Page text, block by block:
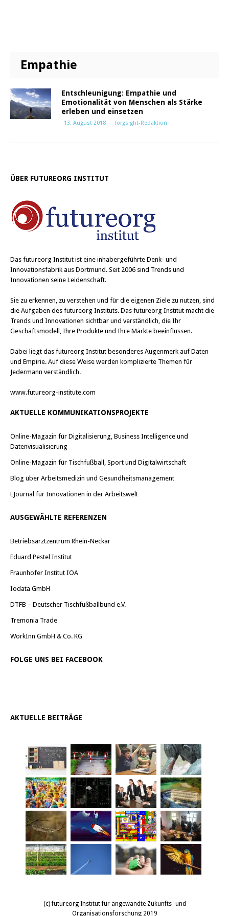
Empathie
Entschleunigung: Empathie und
Emotionalität von Menschen als Stärke
erleben und einsetzen
13. August 2018 forgsight-Redaktion
ÜBER FUTUREORG INSTITUT
Das futureorg Institut ist eine inhabergeführte Denk- und
Innovationsfabrik aus Dortmund. Seit 2006 sind Trends und
Innovationen seine Leidenschaft.
Sie zu erkennen, zu verstehen und für die eigenen Ziele zu nutzen, sind
die Aufgaben des futureorg Instituts. Das futureorg Institut macht die
Trends und Innovationen sichtbar und verständlich, die Ihr
Geschäftsmodell, Ihre Produkte und Ihre Märkte beeinflussen.
Dabei liegt das futureorg Institut besonderes Augenmerk auf Daten
und Empirie. Auf diese Weise werden komplizierte Themen für
Jedermann verständlich.
www.futureorg-institute.com
AKTUELLE KOMMUNIKATIONSPROJEKTE
Online-Magazin für Digitalisierung, Business Intelligence und
Datenvisualisierung
Online-Magazin für Tischfußball, Sport und Digitalwirtschaft
Blog über Arbeitsmedizin und Gesundheitsmanagement
EJournal für Innovationen in der Arbeitswelt
AUSGEWÄHLTE REFERENZEN
Betriebsarztzentrum Rhein-Neckar
Eduard Pestel Institut
Fraunhofer Institut IOA
Iodata GmbH
DTFB – Deutscher Tischfußballbund e.V.
Tremonia Trade
WorkInn GmbH & Co. KG
FOLGE UNS BEI FACEBOOK
AKTUELLE BEITRÄGE
(c) futureorg Institut für angewandte Zukunfts- und
Organisationsforschung 2019